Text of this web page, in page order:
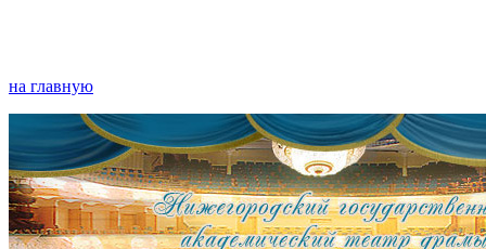
на главную